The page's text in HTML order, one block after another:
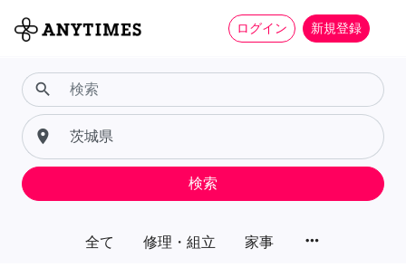
ログイン 新規登録
全て 修理・組立 家事 more_horiz
search
place
検索